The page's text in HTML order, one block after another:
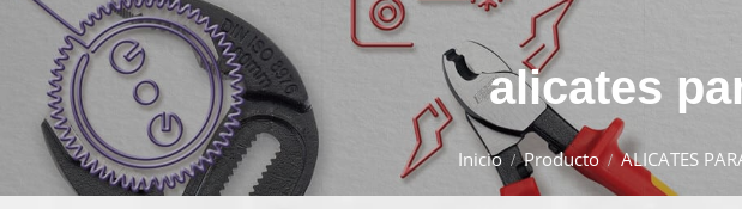
alicates
Inicio Producto ALICATES